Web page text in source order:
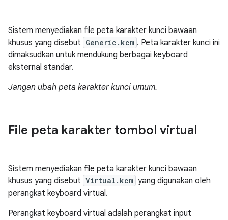
Sistem menyediakan file peta karakter kunci bawaan
khusus yang disebut Generic.kcm . Peta karakter kunci ini
dimaksudkan untuk mendukung berbagai keyboard
eksternal standar.
Jangan ubah peta karakter kunci umum.
File peta karakter tombol virtual
Sistem menyediakan file peta karakter kunci bawaan
khusus yang disebut Virtual.kcm yang digunakan oleh
perangkat keyboard virtual.
Perangkat keyboard virtual adalah perangkat input